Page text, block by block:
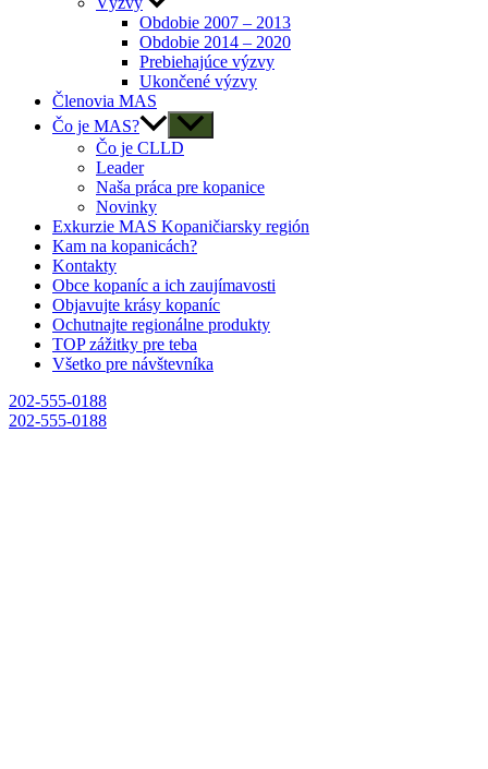
Obdobie 2007 – 2013
Obdobie 2014 – 2020
Prebiehajúce výzvy
Ukončené výzvy
Členovia MAS
Čo je MAS?
Čo je CLLD
Leader
Naša práca pre kopanice
Novinky
Exkurzie MAS Kopaničiarsky región
Kam na kopanicách?
Kontakty
Obce kopaníc a ich zaujímavosti
Objavujte krásy kopaníc
Ochutnajte regionálne produkty
TOP zážitky pre teba
Všetko pre návštevníka
202-555-0188
202-555-0188